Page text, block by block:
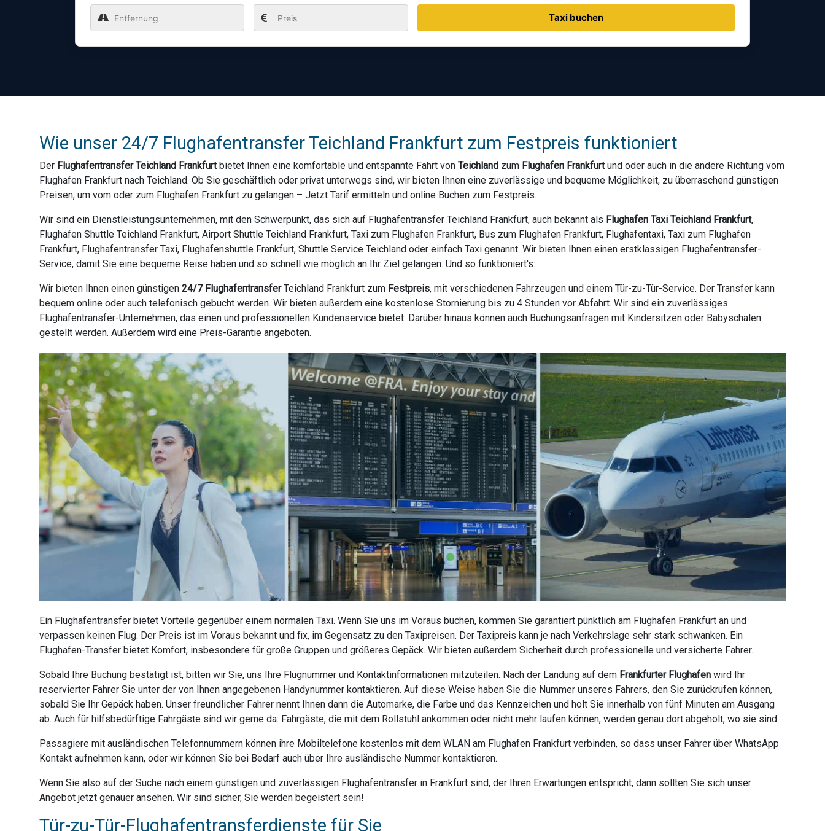
Taxi buchen
Wie unser 24/7 Flughafentransfer Teichland Frankfurt zum Festpreis funktioniert
Der Flughafentransfer Teichland Frankfurtbietet Ihnen eine komfortable und entspannte Fahrt von Teichland zum Flughafen Frankfurtund oder auch in die andere Richtung vom
Flughafen Frankfurt nach Teichland. Ob Sie geschäftlich oder privat unterwegs sind, wir bieten Ihnen eine zuverlässige und bequeme Möglichkeit, zu überraschend günstigen
Preisen, um vom oder zum Flughafen Frankfurt zu gelangen – Jetzt Tarif ermitteln und online Buchen zum Festpreis.
Wir sind ein Dienstleistungsunternehmen, mit den Schwerpunkt, das sich auf Flughafentransfer Teichland Frankfurt, auch bekannt als Flughafen Taxi Teichland Frankfurt,
Flughafen Shuttle Teichland Frankfurt, Airport Shuttle Teichland Frankfurt, Taxi zum Flughafen Frankfurt, Bus zum Flughafen Frankfurt, Flughafentaxi, Taxi zum Flughafen
Frankfurt, Flughafentransfer Taxi, Flughafenshuttle Frankfurt, Shuttle Service Teichland oder einfach Taxi genannt. Wir bieten Ihnen einen erstklassigen Flughafentransfer-
Service, damit Sie eine bequeme Reise haben und so schnell wie möglich an Ihr Ziel gelangen. Und so funktioniert's:
Wir bieten Ihnen einen günstigen 24/7 FlughafentransferTeichland Frankfurt zum Festpreis, mit verschiedenen Fahrzeugen und einem Tür-zu-Tür-Service. Der Transfer kann
bequem online oder auch telefonisch gebucht werden. Wir bieten außerdem eine kostenlose Stornierung bis zu 4 Stunden vor Abfahrt. Wir sind ein zuverlässiges
Flughafentransfer-Unternehmen, das einen und professionellen Kundenservice bietet. Darüber hinaus können auch Buchungsanfragen mit Kindersitzen oder Babyschalen
gestellt werden. Außerdem wird eine Preis-Garantie angeboten.
Ein Flughafentransfer bietet Vorteile gegenüber einem normalen Taxi. Wenn Sie uns im Voraus buchen, kommen Sie garantiert pünktlich am Flughafen Frankfurt an und
verpassen keinen Flug. Der Preis ist im Voraus bekannt und fix, im Gegensatz zu den Taxipreisen. Der Taxipreis kann je nach Verkehrslage sehr stark schwanken. Ein
Flughafen-Transfer bietet Komfort, insbesondere für große Gruppen und größeres Gepäck. Wir bieten außerdem Sicherheit durch professionelle und versicherte Fahrer.
Sobald Ihre Buchung bestätigt ist, bitten wir Sie, uns Ihre Flugnummer und Kontaktinformationen mitzuteilen. Nach der Landung auf dem Frankfurter Flughafen wird Ihr
reservierter Fahrer Sie unter der von Ihnen angegebenen Handynummer kontaktieren. Auf diese Weise haben Sie die Nummer unseres Fahrers, den Sie zurückrufen können,
sobald Sie Ihr Gepäck haben. Unser freundlicher Fahrer nennt Ihnen dann die Automarke, die Farbe und das Kennzeichen und holt Sie innerhalb von fünf Minuten am Ausgang
ab. Auch für hilfsbedürftige Fahrgäste sind wir gerne da: Fahrgäste, die mit dem Rollstuhl ankommen oder nicht mehr laufen können, werden genau dort abgeholt, wo sie sind.
Passagiere mit ausländischen Telefonnummern können ihre Mobiltelefone kostenlos mit dem WLAN am Flughafen Frankfurt verbinden, so dass unser Fahrer über WhatsApp
Kontakt aufnehmen kann, oder wir können Sie bei Bedarf auch über Ihre ausländische Nummer kontaktieren.
Wenn Sie also auf der Suche nach einem günstigen und zuverlässigen Flughafentransfer in Frankfurt sind, der Ihren Erwartungen entspricht, dann sollten Sie sich unser
Angebot jetzt genauer ansehen. Wir sind sicher, Sie werden begeistert sein!
Tür-zu-Tür-Flughafentransferdienste für Sie